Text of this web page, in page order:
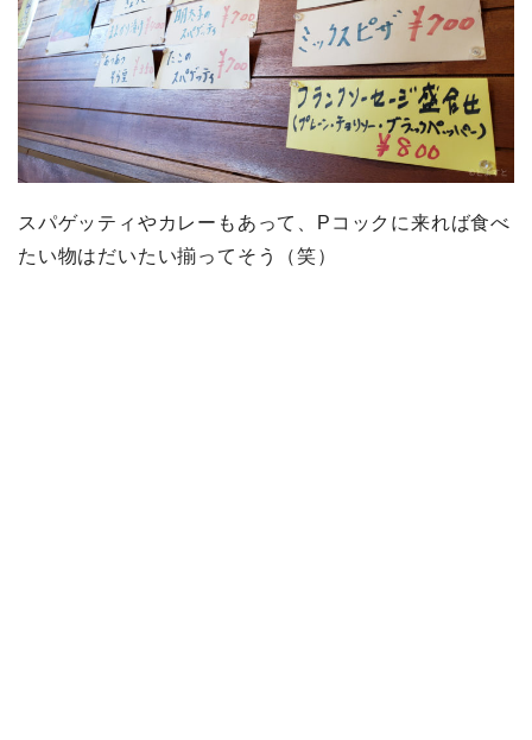
スパゲッティやカレーもあって、Pコックに来れば食べ
たい物はだいたい揃ってそう（笑）